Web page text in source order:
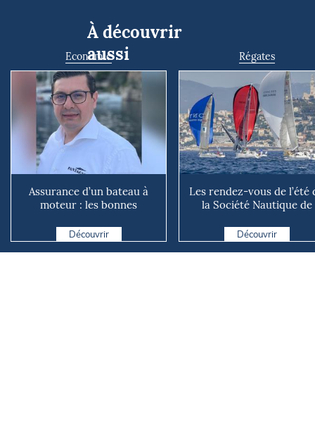
À découvrir
aussi
Economie
Assurance d’un bateau à
moteur : les bonnes
d...
Découvrir
Régates
Les rendez-vous de l’été
la Société Nautique de
Découvrir